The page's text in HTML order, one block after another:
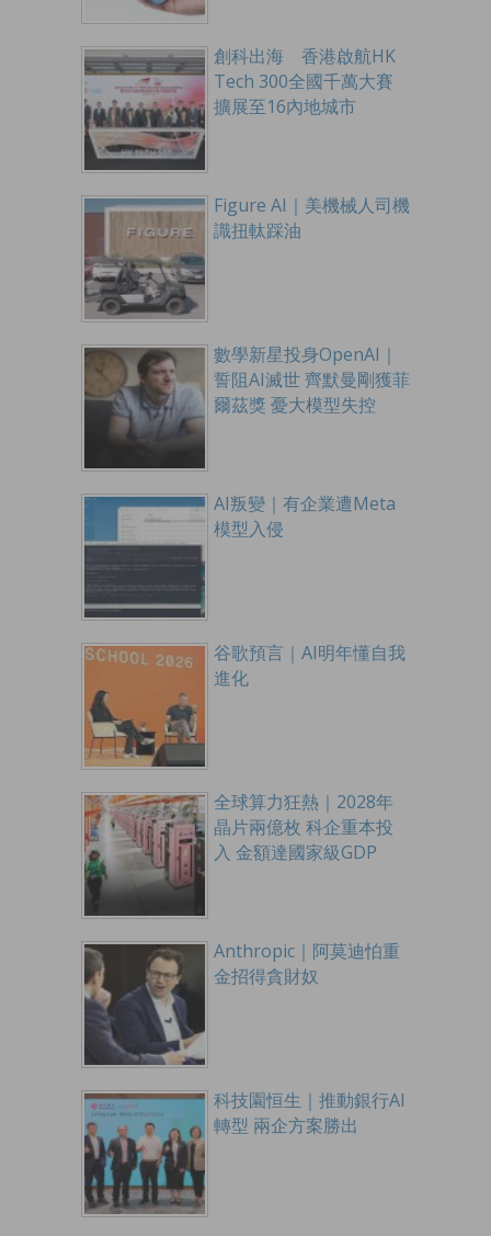
創科出海 香港啟航HK
Tech 300全國千萬大賽
擴展至16內地城市
Figure AI｜美機械人司機
識扭軚踩油
數學新星投身OpenAI｜
誓阻AI滅世 齊默曼剛獲菲
爾茲獎 憂大模型失控
AI叛變｜有企業遭Meta
模型入侵
谷歌預言｜AI明年懂自我
進化
全球算力狂熱｜2028年
晶片兩億枚 科企重本投
入 金額達國家級GDP
Anthropic｜阿莫迪怕重
金招得貪財奴
科技園恒生｜推動銀行AI
轉型 兩企方案勝出